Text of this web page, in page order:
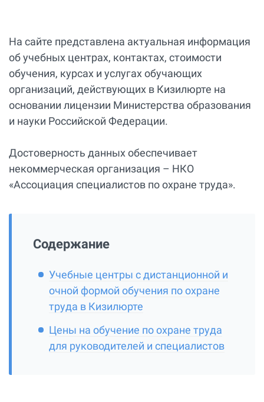
На сайте представлена актуальная информация
об учебных центрах, контактах, стоимости
обучения, курсах и услугах обучающих
организаций, действующих в Кизилюрте на
основании лицензии Министерства образования
и науки Российской Федерации.
Достоверность данных обеспечивает
некоммерческая организация – НКО
«Ассоциация специалистов по охране труда».
Содержание
Учебные центры с дистанционной и
очной формой обучения по охране
труда в Кизилюрте
Цены на обучение по охране труда
для руководителей и специалистов